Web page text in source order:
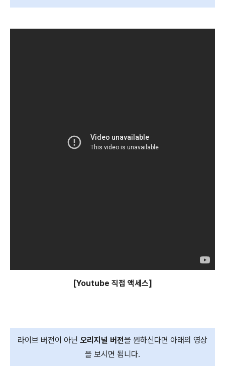
[Youtube 직접 액세스]
라이브 버전이 아닌 오리지널 버전을 원하신다면 아래의 영상
을 보시면 됩니다.